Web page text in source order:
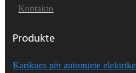
Kontakto
Produkte
Karikues për automjete elektrike